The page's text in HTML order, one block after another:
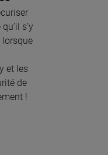
s’y
lorsque
et les
de
!